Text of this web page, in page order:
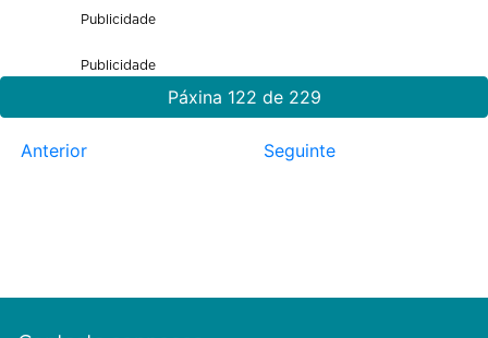
Publicidade
Publicidade
Páxina 122 de 229
Anterior Seguinte